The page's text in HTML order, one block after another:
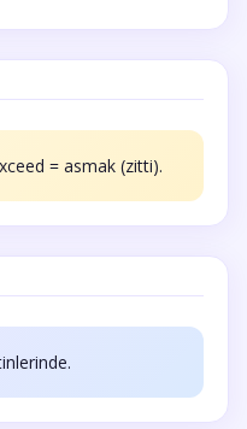
= asmak (zitti).